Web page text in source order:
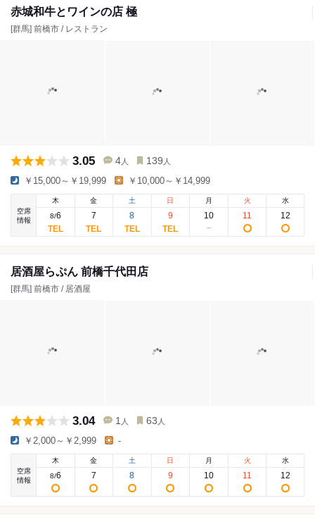
赤城和牛とワインの店 極
[群馬] 前橋市 / レストラン
3.05 4 人 139 人
￥15,000～￥19,999 ￥10,000～￥14,999
空席
情報
木
8/6
金
7
土
8
日
9
月
10
火
11
水
12
居酒屋らぷん 前橋千代田店
[群馬] 前橋市 / 居酒屋
3.04 1 人 63 人
￥2,000～￥2,999 -
空席
情報
木
8/6
金
7
土
8
日
9
月
10
火
11
水
12